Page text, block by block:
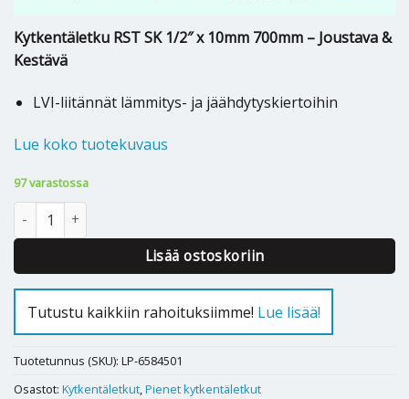
Kytkentäletku RST SK 1/2″ x 10mm 700mm – Joustava &
Kestävä
LVI-liitännät lämmitys- ja jäähdytyskiertoihin
Lue koko tuotekuvaus
97 varastossa
Kytkentäletku RST SK 1/2" x 10mm - 700mm määrä
Lisää ostoskoriin
Tutustu kaikkiin rahoituksiimme! Lue lisää!
Tuotetunnus (SKU): LP-6584501
Osastot: Kytkentäletkut,Pienet kytkentäletkut